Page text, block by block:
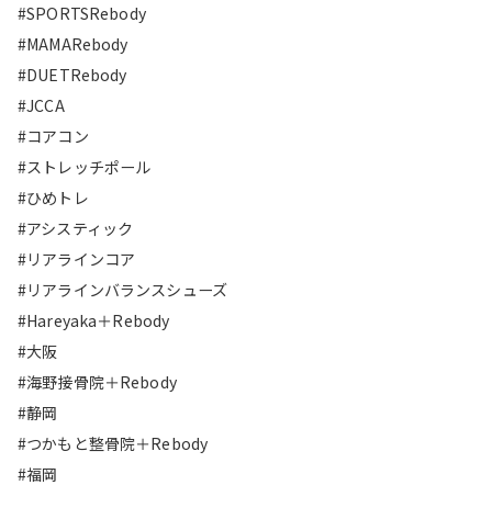
#SPORTSRebody
#MAMARebody
#DUETRebody
#JCCA
#コアコン
#ストレッチポール
#ひめトレ
#アシスティック
#リアラインコア
#リアラインバランスシューズ
#Hareyaka＋Rebody
#大阪
#海野接骨院＋Rebody
#静岡
#つかもと整骨院＋Rebody
#福岡